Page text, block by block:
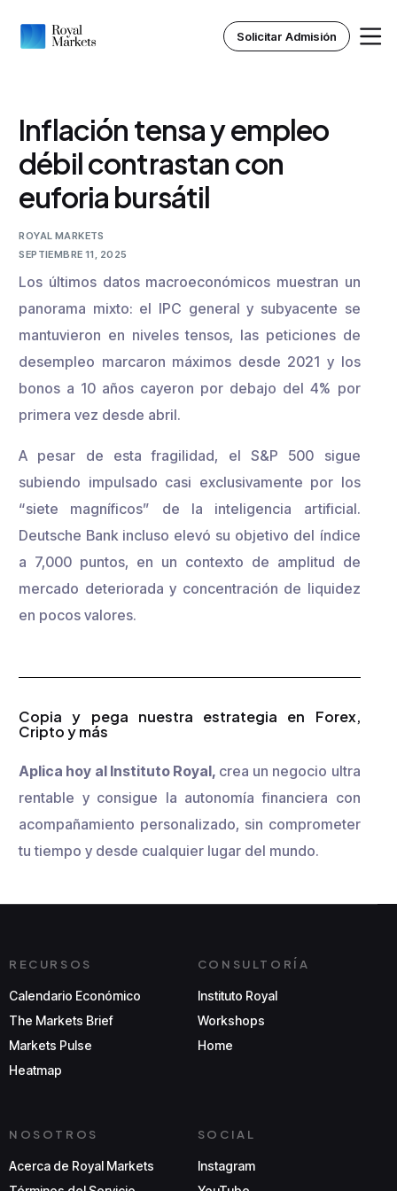
Solicitar Admisión
Inflación tensa y empleo
débil contrastan con
euforia bursátil
ROYAL MARKETS
SEPTIEMBRE 11, 2025
Los últimos datos macroeconómicos muestran un
panorama mixto: el IPC general y subyacente se
mantuvieron en niveles tensos, las peticiones de
desempleo marcaron máximos desde 2021 y los
bonos a 10 años cayeron por debajo del 4% por
primera vez desde abril.
A pesar de esta fragilidad, el S&P 500 sigue
subiendo impulsado casi exclusivamente por los
“siete magníficos” de la inteligencia artificial.
Deutsche Bank incluso elevó su objetivo del índice
a 7,000 puntos, en un contexto de amplitud de
mercado deteriorada y concentración de liquidez
en pocos valores.
Copia y pega nuestra estrategia en Forex,
Cripto y más
Aplica hoy al Instituto Royal, crea un negocio ultra
rentable y consigue la autonomía financiera con
acompañamiento personalizado, sin comprometer
tu tiempo y desde cualquier lugar del mundo.
RECURSOS
Calendario Económico
The Markets Brief
Markets Pulse
Heatmap
CONSULTORÍA
Instituto Royal
Workshops
Home
NOSOTROS
Acerca de Royal Markets
SOCIAL
Instagram
Inicio
Nosotros
Instituto Royal
Recursos